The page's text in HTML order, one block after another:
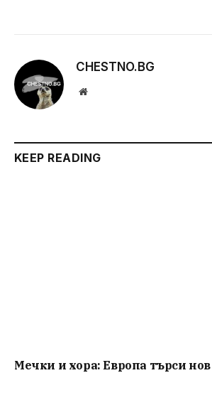
CHESTNO.BG
Website
KEEP READING
Мечки и хора: Европа търси